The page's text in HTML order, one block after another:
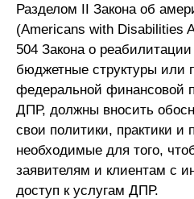
Разделом II Закона об
(Americans with Disabilities
504 Закона о
бюджетные структуры или
федеральной финансовой
ДПР, должны вносить
свои политики, практики и
необходимые для того,
заявителям и клиентам с
доступ к услугам ДПР.